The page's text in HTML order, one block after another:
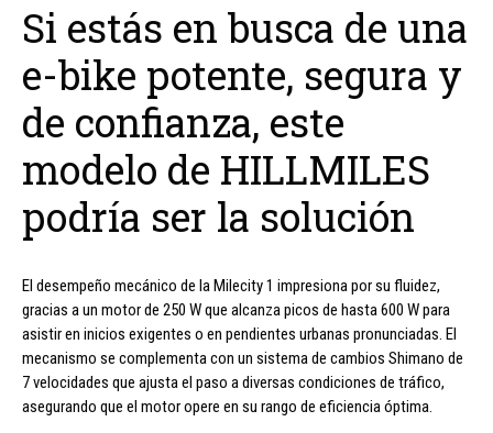
Si estás en busca de una
e-bike potente, segura y
de confianza, este
modelo de HILLMILES
podría ser la solución
El desempeño mecánico de la Milecity 1 impresiona por su fluidez,
gracias a un motor de 250 W que alcanza picos de hasta 600 W para
asistir en inicios exigentes o en pendientes urbanas pronunciadas. El
mecanismo se complementa con un sistema de cambios Shimano de
7 velocidades que ajusta el paso a diversas condiciones de tráfico,
asegurando que el motor opere en su rango de eficiencia óptima.